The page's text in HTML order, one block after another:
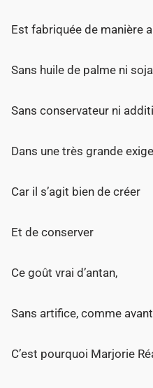
Est fabriquée de manière
Sans huile de palme ni
Sans conservateur ni
Dans une très grande
Car il s’agit bien de créer
Et de conserver
Ce goût vrai d’antan,
Sans artifice, comme
C’est pourquoi Marjorie